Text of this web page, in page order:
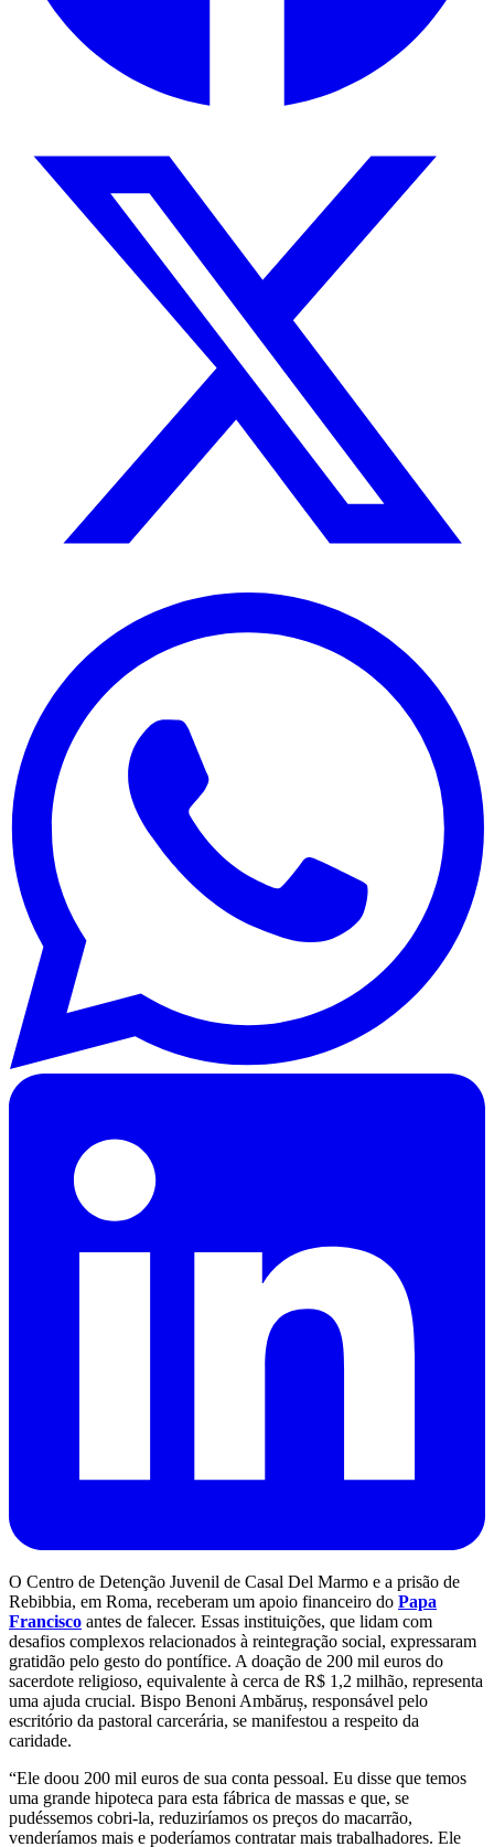
O Centro de Detenção Juvenil de Casal Del Marmo e a prisão de
Rebibbia, em Roma, receberam um apoio financeiro do Papa
Francisco antes de falecer. Essas instituições, que lidam com
desafios complexos relacionados à reintegração social, expressaram
gratidão pelo gesto do pontífice. A doação de 200 mil euros do
sacerdote religioso, equivalente à cerca de R$ 1,2 milhão, representa
uma ajuda crucial. Bispo Benoni Ambăruș, responsável pelo
escritório da pastoral carcerária, se manifestou a respeito da
caridade.
“Ele doou 200 mil euros de sua conta pessoal. Eu disse que temos
uma grande hipoteca para esta fábrica de massas e que, se
pudéssemos cobri-la, reduziríamos os preços do macarrão,
venderíamos mais e poderíamos contratar mais trabalhadores. Ele